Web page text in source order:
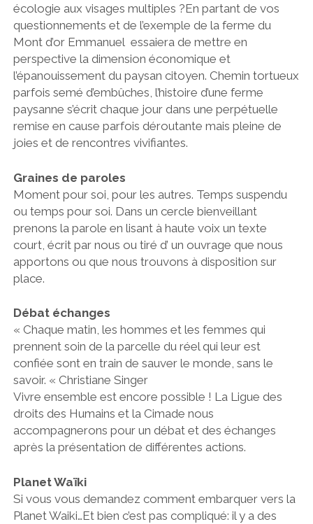
écologie aux visages multiples ?En partant de vos
questionnements et de l’exemple de la ferme du
Mont d’or Emmanuel essaiera de mettre en
perspective la dimension économique et
l’épanouissement du paysan citoyen. Chemin tortueux
parfois semé d’embûches, l’histoire d’une ferme
paysanne s’écrit chaque jour dans une perpétuelle
remise en cause parfois déroutante mais pleine de
joies et de rencontres vivifiantes.
Graines de paroles
Moment pour soi, pour les autres. Temps suspendu
ou temps pour soi. Dans un cercle bienveillant
prenons la parole en lisant à haute voix un texte
court, écrit par nous ou tiré d’ un ouvrage que nous
apportons ou que nous trouvons à disposition sur
place.
Débat échanges
« Chaque matin, les hommes et les femmes qui
prennent soin de la parcelle du réel qui leur est
confiée sont en train de sauver le monde, sans le
savoir. « Christiane Singer
Vivre ensemble est encore possible ! La Ligue des
droits des Humains et la Cimade nous
accompagnerons pour un débat et des échanges
après la présentation de différentes actions.
Planet Waïki
Si vous vous demandez comment embarquer vers la
Planet Waiki…Et bien c’est pas compliqué: il y a des